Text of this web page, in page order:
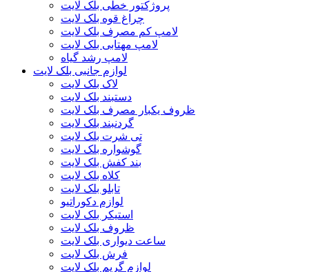
پروژکتور خطی بلک لایت
چراغ قوه بلک لایت
لامپ کم مصرف بلک لایت
لامپ مهتابی بلک لایت
لامپ رشد گیاه
لوازم جانبی بلک لایت
لاک بلک لایت
دستبند بلک لایت
ظروف یکبار مصرف بلک لایت
گردنبند بلک لایت
تی شرت بلک لایت
گوشواره بلک لایت
بند کفش بلک لایت
کلاه بلک لایت
تابلو بلک لایت
لوازم دکوراتیو
استیکر بلک لایت
ظروف بلک لایت
ساعت دیواری بلک لایت
فرش بلک لایت
لوازم گریم بلک لایت